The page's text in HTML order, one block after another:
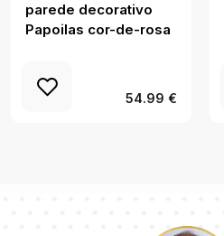
parede decorativo
Papoilas cor-de-rosa
54.99 €